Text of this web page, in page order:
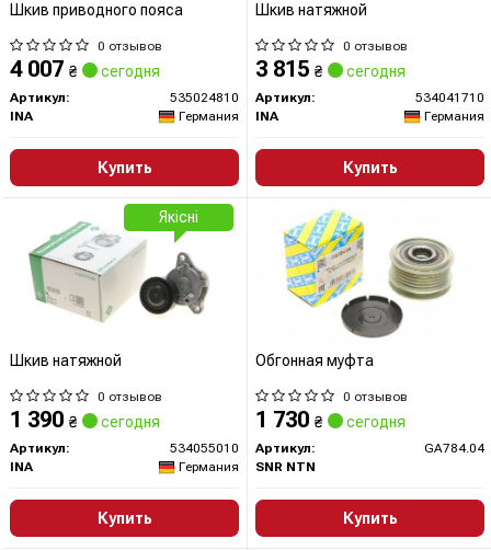
Шкив приводного пояса
0 отзывов
4 007 ₴ сегодня
Артикул:
535024810
INA
Германия
Купить
Шкив натяжной
0 отзывов
3 815 ₴ сегодня
Артикул:
534041710
INA
Германия
Купить
Шкив натяжной
0 отзывов
1 390 ₴ сегодня
Артикул:
534055010
INA
Германия
Купить
Якісні
Обгонная муфта
0 отзывов
1 730 ₴ сегодня
Артикул:
GA784.04
SNR NTN
Купить